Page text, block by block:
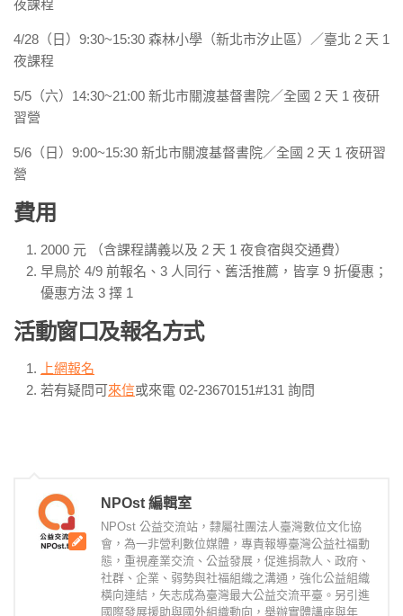
夜課程
4/28（日）9:30~15:30 森林小學（新北市汐止區）／臺北 2 天 1
夜課程
5/5（六）14:30~21:00 新北市關渡基督書院／全國 2 天 1 夜研
習營
5/6（日）9:00~15:30 新北市關渡基督書院／全國 2 天 1 夜研習
營
費用
2000 元 （含課程講義以及 2 天 1 夜食宿與交通費）
早鳥於 4/9 前報名、3 人同行、舊活推薦，皆享 9 折優惠；
優惠方法 3 擇 1
活動窗口及報名方式
上網報名
若有疑問可來信或來電 02-23670151#131 詢問
NPOst 編輯室
NPOst 公益交流站，隸屬社團法人臺灣數位文化協
會，為一非營利數位媒體，專責報導臺灣公益社福動
態，重視產業交流、公益發展，促進捐款人、政府、
社群、企業、弱勢與社福組織之溝通，強化公益組織
橫向連結，矢志成為臺灣最大公益交流平臺。另引進
國際發展援助與國外組織動向，舉辦實體講座與年